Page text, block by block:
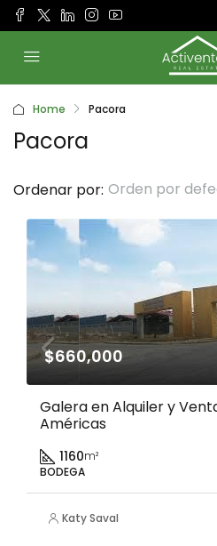
Home Pacora
Pacora
Ordenar por: Orden por
$660,000
Galera en Alquiler y
Américas
1160m²
BODEGA
Katy Saval